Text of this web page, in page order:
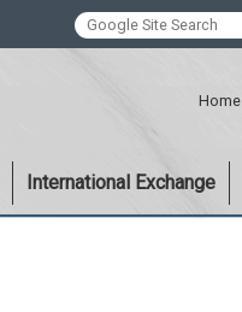
Home
International Exchange